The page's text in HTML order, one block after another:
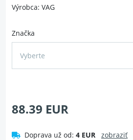
Výrobca: VAG
Značka
Vyberte
88.39 EUR
Doprava už od: 4 EUR
zobraziť